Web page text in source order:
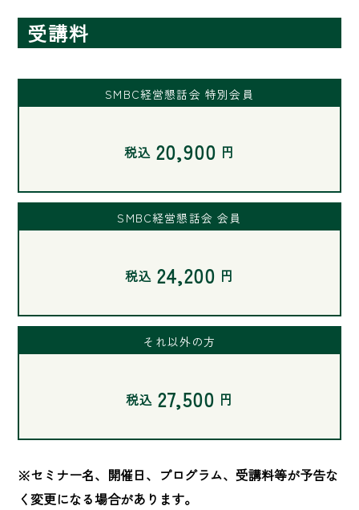
受講料
SMBC経営懇話会 特別会員
税込 20,900 円
SMBC経営懇話会 会員
税込 24,200 円
それ以外の方
税込 27,500 円
※セミナー名、開催日、プログラム、受講料等が予告な
く変更になる場合があります。